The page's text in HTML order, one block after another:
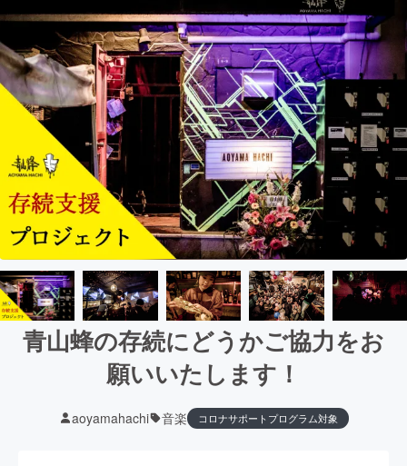
青山蜂の存続にどうかご協力をお
願いいたします！
aoyamahachi 音楽 コロナサポートプログラム対象